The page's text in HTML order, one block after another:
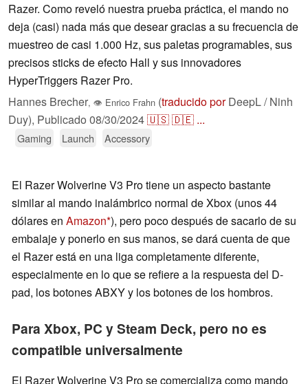
Razer. Como reveló nuestra prueba práctica, el mando no
deja (casi) nada más que desear gracias a su frecuencia de
muestreo de casi 1.000 Hz, sus paletas programables, sus
precisos sticks de efecto Hall y sus innovadores
HyperTriggers Razer Pro.
Hannes Brecher, 👁 Enrico Frahn (traducido porDeepL / Ninh
Duy), Publicado 08/30/2024🇺🇸🇩🇪 ...
Gaming Launch Accessory
El Razer Wolverine V3 Pro tiene un aspecto bastante
similar al mando inalámbrico normal de Xbox (unos 44
dólares en Amazon ), pero poco después de sacarlo de su
embalaje y ponerlo en sus manos, se dará cuenta de que
el Razer está en una liga completamente diferente,
especialmente en lo que se refiere a la respuesta del D-
pad, los botones ABXY y los botones de los hombros.
Para Xbox, PC y Steam Deck, pero no es
compatible universalmente
El Razer Wolverine V3 Pro se comercializa como mando